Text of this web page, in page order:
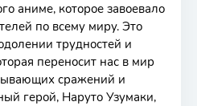
аниме, которое завоевало
по всему миру. Это
трудностей и
переносит нас в мир
сражений и
герой, Наруто Узумаки,